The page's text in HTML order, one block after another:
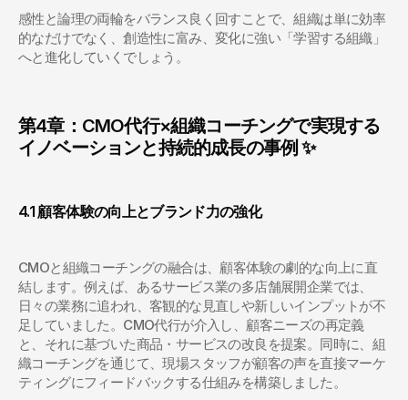
感性と論理の両輪をバランス良く回すことで、組織は単に効率
的なだけでなく、創造性に富み、変化に強い「学習する組織」
へと進化していくでしょう。
第4章：CMO代行×組織コーチングで実現する
イノベーションと持続的成長の事例 ✨
4.1 顧客体験の向上とブランド力の強化
CMOと組織コーチングの融合は、顧客体験の劇的な向上に直
結します。例えば、あるサービス業の多店舗展開企業では、
日々の業務に追われ、客観的な見直しや新しいインプットが不
足していました。CMO代行が介入し、顧客ニーズの再定義
と、それに基づいた商品・サービスの改良を提案。同時に、組
織コーチングを通じて、現場スタッフが顧客の声を直接マーケ
ティングにフィードバックする仕組みを構築しました。